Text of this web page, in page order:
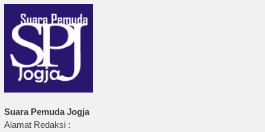
Suara Pemuda Jogja
Alamat Redaksi :